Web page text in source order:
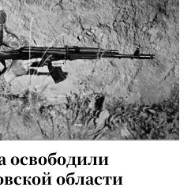
освободили
области